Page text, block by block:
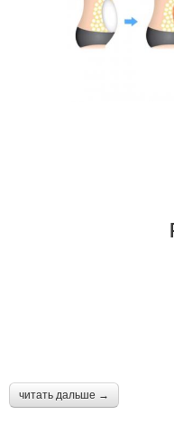
читать дальше →